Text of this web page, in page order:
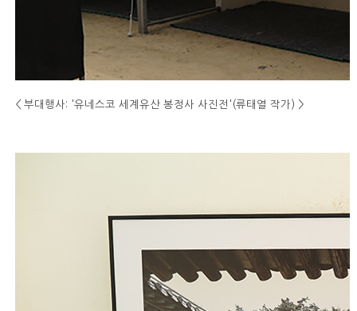
< 부대행사: '유네스코 세계유산 봉정사 사진전'(류태열 작가) >